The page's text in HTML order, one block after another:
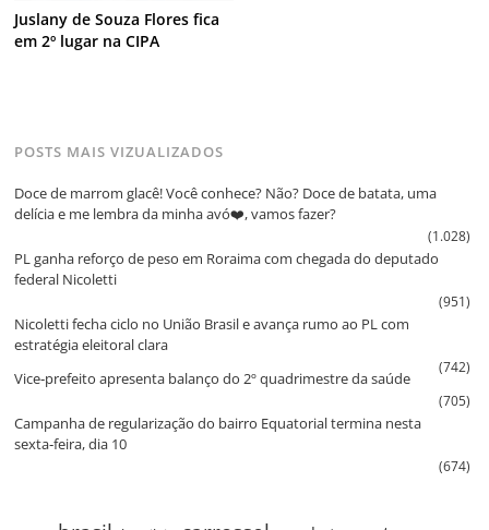
Juslany de Souza Flores fica
em 2º lugar na CIPA
POSTS MAIS VIZUALIZADOS
Doce de marrom glacê! Você conhece? Não? Doce de batata, uma
delícia e me lembra da minha avó❤️, vamos fazer?
(1.028)
PL ganha reforço de peso em Roraima com chegada do deputado
federal Nicoletti
(951)
Nicoletti fecha ciclo no União Brasil e avança rumo ao PL com
estratégia eleitoral clara
(742)
Vice‑prefeito apresenta balanço do 2º quadrimestre da saúde
(705)
Campanha de regularização do bairro Equatorial termina nesta
sexta‑feira, dia 10
(674)